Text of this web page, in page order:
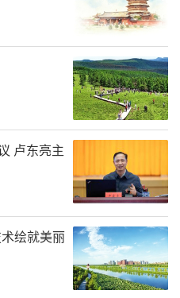
察看了驻村工作队驻
学习、生活情况，希
工作队员全力以赴配
切入点，在“强化组
”这三个层面解决盖
，用心用情为村民办
国栋、张蕊）
责任编辑：王璐璐
卢东亮主
绘就美丽